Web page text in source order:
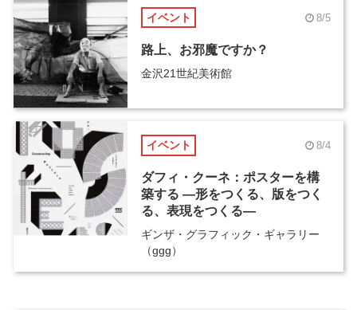
イベント 8/5
路上、お邪魔ですか？
金沢21世紀美術館
イベント 8/4
ダフィ・クーネ：ポスターを構
築する ―形をつくる、版をつく
る、表現をつくる―
ギンザ・グラフィック・ギャラリー
（ggg）